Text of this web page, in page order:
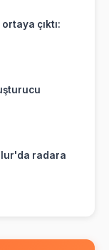
çıktı:
radara